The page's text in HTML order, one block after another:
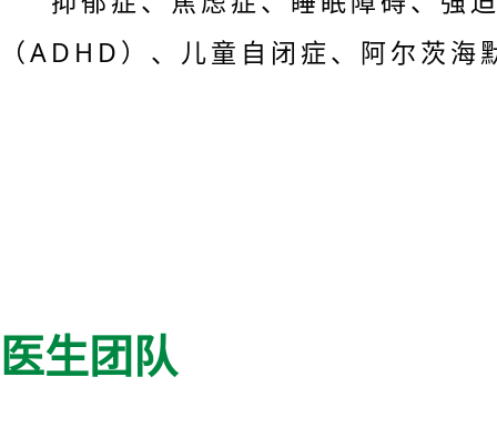
（ADHD）、儿童自闭症、阿尔茨
医生团队